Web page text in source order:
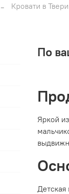
Кровати в Твери
По
Яркой